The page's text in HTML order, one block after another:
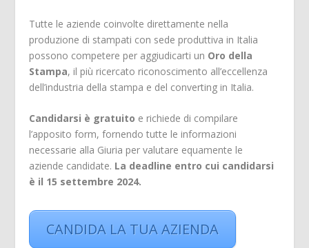
Tutte le aziende coinvolte direttamente nella
produzione di stampati con sede produttiva in Italia
possono competere per aggiudicarti un Oro della
Stampa, il più ricercato riconoscimento all’eccellenza
dell’industria della stampa e del converting in Italia.
Candidarsi è gratuito e richiede di compilare
l’apposito form, fornendo tutte le informazioni
necessarie alla Giuria per valutare equamente le
aziende candidate. La deadline entro cui candidarsi
è il 15 settembre 2024.
CANDIDA LA TUA AZIENDA